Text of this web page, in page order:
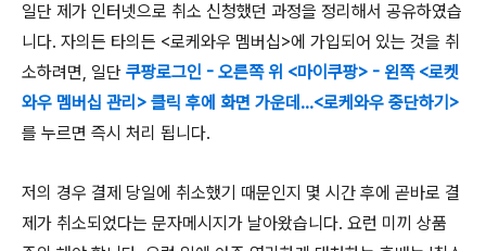
일단 제가 인터넷으로 취소 신청했던 과정을 정리해서 공유하였습
니다. 자의든 타의든 <로케와우 멤버십>에 가입되어 있는 것을 취
소하려면, 일단 쿠팡로그인 - 오른쪽 위 <마이쿠팡> - 왼쪽 <로켓
와우 멤버십 관리> 클릭 후에 화면 가운데...<로케와우 중단하기>
를 누르면 즉시 처리 됩니다.
저의 경우 결제 당일에 취소했기 때문인지 몇 시간 후에 곧바로 결
제가 취소되었다는 문자메시지가 날아왔습니다. 요런 미끼 상품